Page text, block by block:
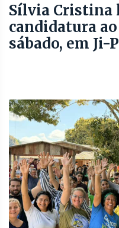
Sílvia Cristina
candidatura
sábado, em Ji-